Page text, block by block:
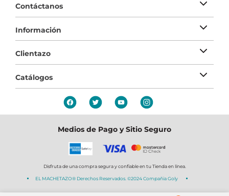
Contáctanos
Información
Clientazo
Catálogos
Medios de Pago y Sitio Seguro
Disfruta de una compra segura y confiable en tu Tienda en línea.
EL MACHETAZO® Derechos Reservados. ©2024 Compañia Goly